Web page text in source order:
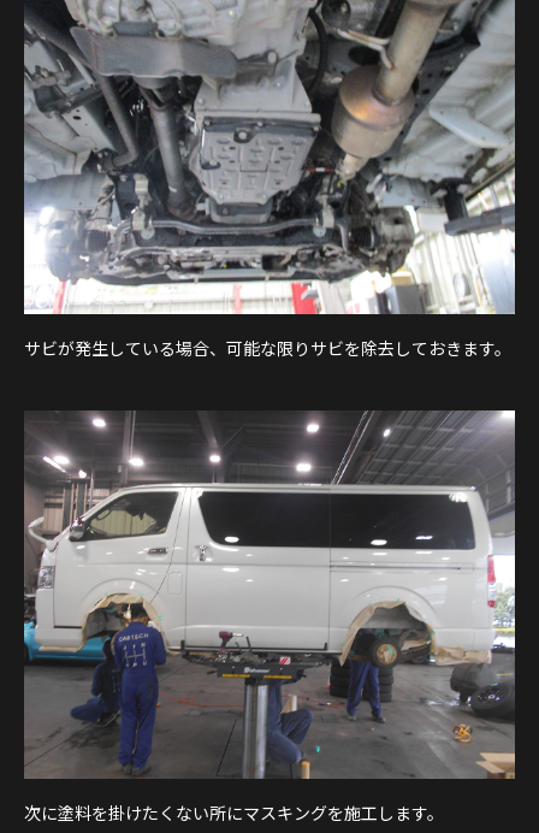
サビが発生している場合、可能な限りサビを除去しておきます。
次に塗料を掛けたくない所にマスキングを施工します。